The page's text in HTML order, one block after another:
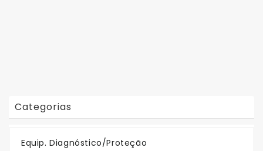
Categorias
Equip. Diagnóstico/Proteção
Em Destaque